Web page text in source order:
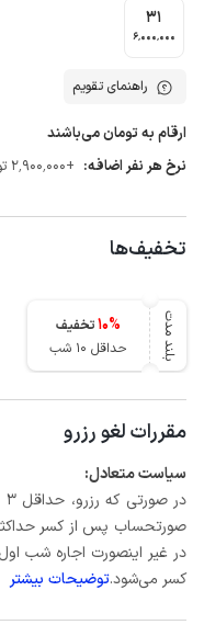
31
6٬000٬000
راهنمای تقویم
ارقام به تومان می‌باشند
نرخ هر نفر اضافه: +2٬900٬000 تومان / بیشتر از 2 نفر
تخفیف‌ها
بلند مدت 10%
تخفیف
حداقل 10 شب
مقررات لغو رزرو
سیاست متعادل:
کسر می‌شود.توضیحات بیشتر